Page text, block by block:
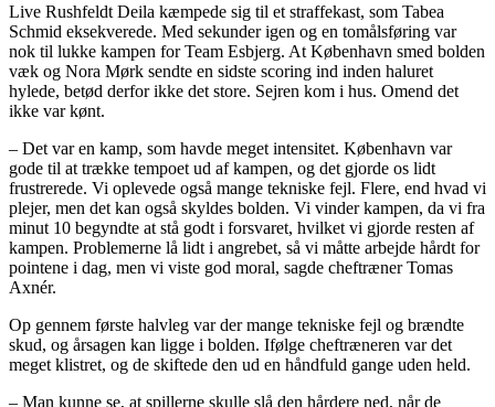
Live Rushfeldt Deila kæmpede sig til et straffekast, som Tabea
Schmid eksekverede. Med sekunder igen og en tomålsføring var
nok til lukke kampen for Team Esbjerg. At København smed bolden
væk og Nora Mørk sendte en sidste scoring ind inden haluret
hylede, betød derfor ikke det store. Sejren kom i hus. Omend det
ikke var kønt.
– Det var en kamp, som havde meget intensitet. København var
gode til at trække tempoet ud af kampen, og det gjorde os lidt
frustrerede. Vi oplevede også mange tekniske fejl. Flere, end hvad vi
plejer, men det kan også skyldes bolden. Vi vinder kampen, da vi fra
minut 10 begyndte at stå godt i forsvaret, hvilket vi gjorde resten af
kampen. Problemerne lå lidt i angrebet, så vi måtte arbejde hårdt for
pointene i dag, men vi viste god moral, sagde cheftræner Tomas
Axnér.
Op gennem første halvleg var der mange tekniske fejl og brændte
skud, og årsagen kan ligge i bolden. Ifølge cheftræneren var det
meget klistret, og de skiftede den ud en håndfuld gange uden held.
– Man kunne se, at spillerne skulle slå den hårdere ned, når de